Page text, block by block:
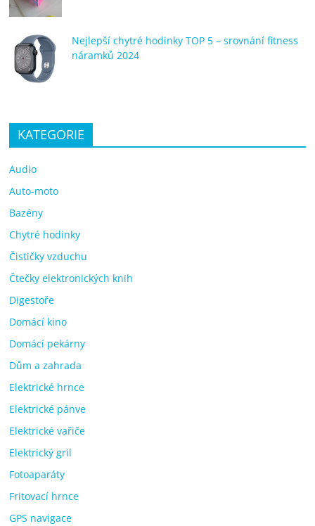
Nejlepší chytré hodinky TOP 5 – srovnání fitness
náramků 2024
KATEGORIE
Audio
Auto-moto
Bazény
Chytré hodinky
Čističky vzduchu
Čtečky elektronických knih
Digestoře
Domácí kino
Domácí pekárny
Dům a zahrada
Elektrické hrnce
Elektrické pánve
Elektrické vařiče
Elektrický gril
Fotoaparáty
Fritovací hrnce
GPS navigace